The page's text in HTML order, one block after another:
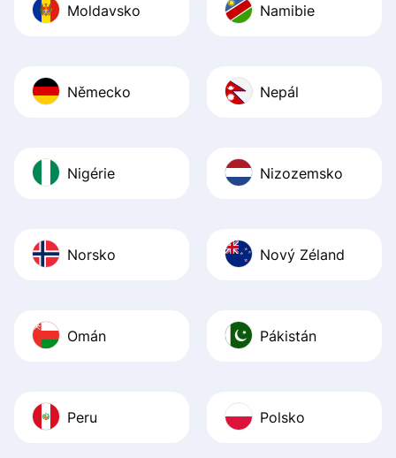
Moldavsko Namibie
Německo Nepál
Nigérie Nizozemsko
Norsko Nový Zéland
Omán Pákistán
Peru Polsko